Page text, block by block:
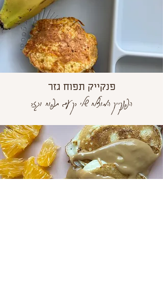
פנקייק תפוח גזר
הפנקייק המוצלח שלי רק עם תפוח וגזר